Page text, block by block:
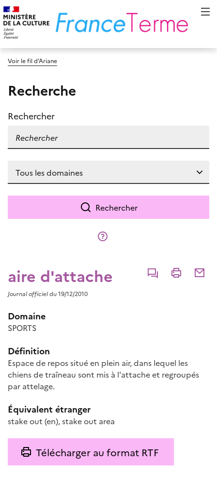
Voir le fil d’Ariane
Recherche
Rechercher
Rechercher
aire d'attache CommenterImprimer
Journal officieldu 19/12/2010
Domaine
SPORTS
Définition
Espace de repos situé en plein air, dans lequel les
chiens de traîneau sont mis à l'attache et regroupés
par attelage.
Équivalent étranger
stake out (en),stake out area
Télécharger au format RTF